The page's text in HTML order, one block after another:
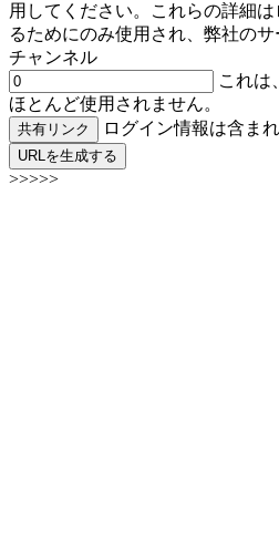
用してください。これらの詳細
るためにのみ使用され、弊社のサ
チャンネル
これは
ほとんど使用されません。
共有リンク ログイン情報は含ま
URLを生成する
>>>>>